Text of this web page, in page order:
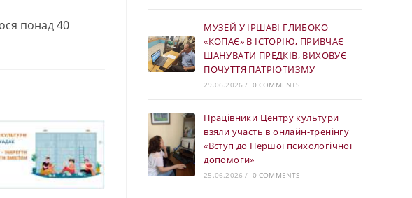
понад 40
МУЗЕЙ У ІРШАВІ ГЛИБОКО
«КОПАЄ» В ІСТОРІЮ, ПРИВЧАЄ
ШАНУВАТИ ПРЕДКІВ, ВИХОВУЄ
ПОЧУТТЯ ПАТРІОТИЗМУ
29.06.2026 / 0 COMMENTS
Працівники Центру культури
взяли участь в онлайн-тренінгу
«Вступ до Першої психологічної
допомоги»
25.06.2026 / 0 COMMENTS